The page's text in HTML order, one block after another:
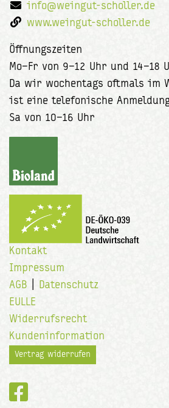
info@weingut-scholler.de
www.weingut-scholler.de
Öffnungszeiten
Mo–Fr von 9–12 Uhr und 14–18
Da wir wochentags oftmals im
ist eine telefonische
Sa von 10–16 Uhr
Kontakt
Impressum
AGB
Datenschutz
EULLE
Widerrufsrecht
Kundeninformation
Vertrag widerrufen